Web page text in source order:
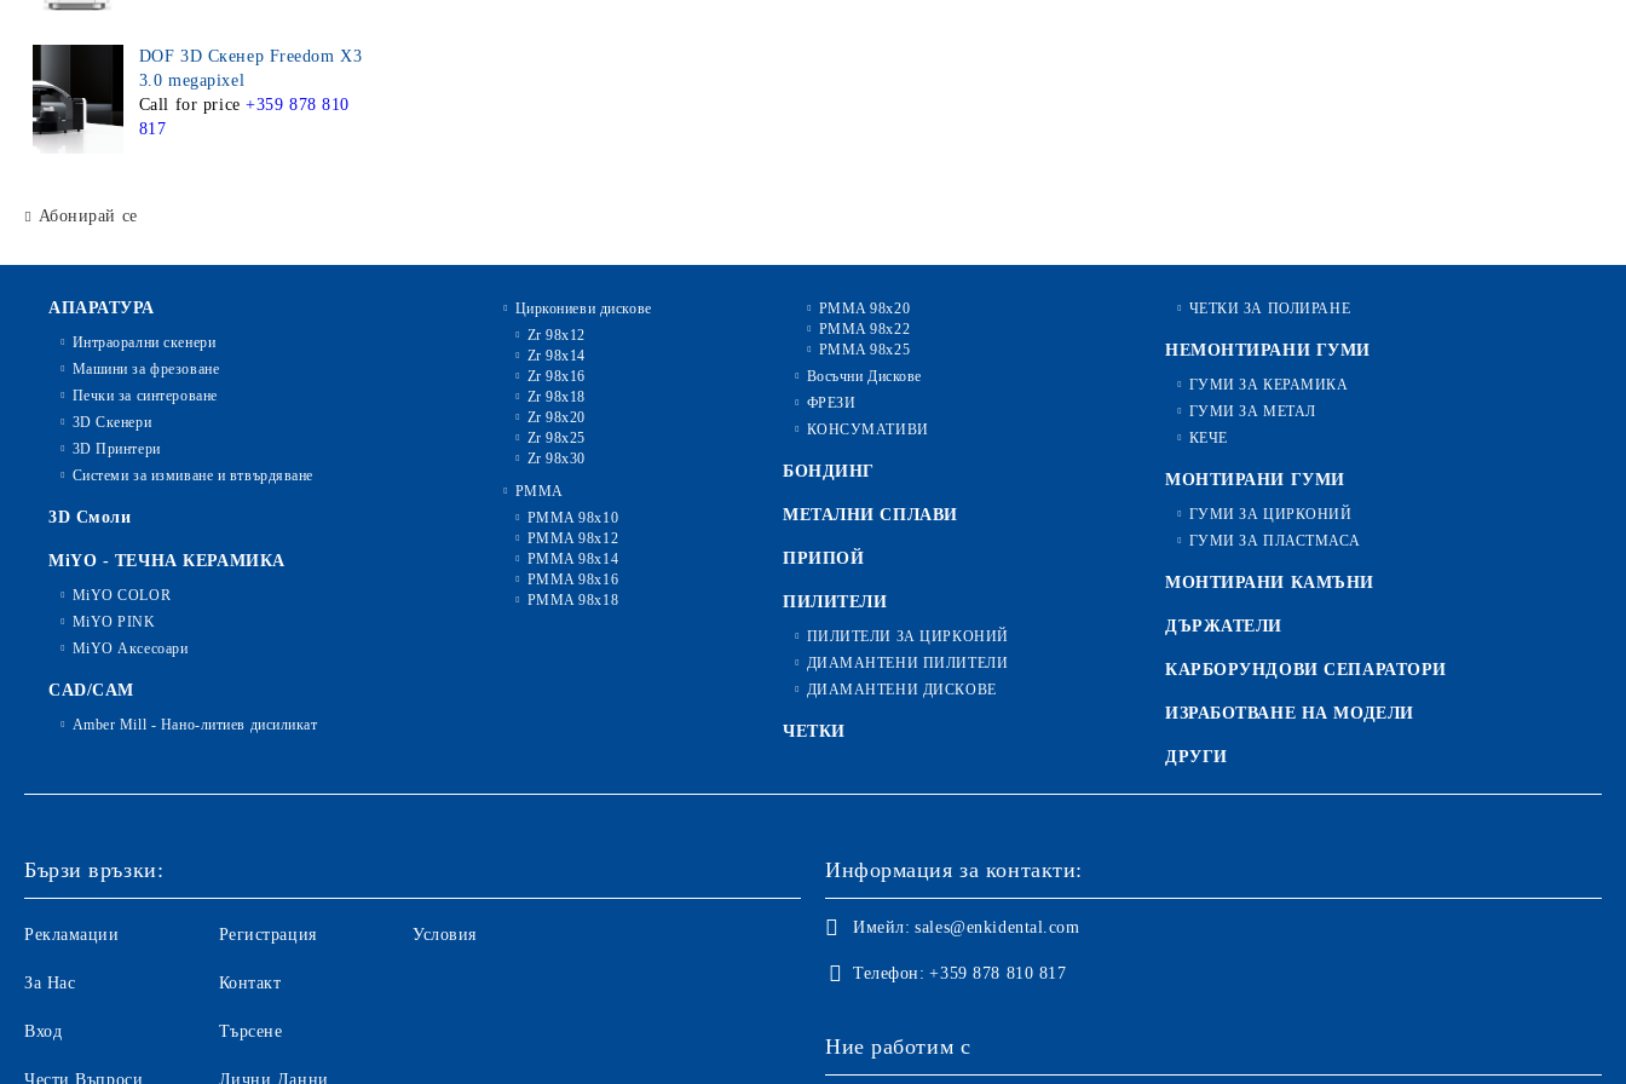
DOF 3D Скенер Freedom X3
3.0 megapixel
Call for price +359 878 810
817
Абонирай се
АПАРАТУРА
Интраорални скенери
Машини за фрезоване
Печки за синтероване
3D Скенери
3D Принтери
Системи за измиване и втвърдяване
3D Смоли
MiYO - ТЕЧНА КЕРАМИКА
MiYO COLOR
MiYO PINK
MiYO Аксесоари
CAD/CAM
Amber Mill - Нано-литиев дисиликат
Циркониеви дискове
Zr 98x12
Zr 98x14
Zr 98x16
Zr 98x18
Zr 98x20
Zr 98x25
Zr 98x30
PMMA
PMMA 98x10
PMMA 98x12
PMMA 98x14
PMMA 98x16
PMMA 98x18
PMMA 98x20
PMMA 98x22
PMMA 98x25
Восъчни Дискове
ФРЕЗИ
КОНСУМАТИВИ
БОНДИНГ
МЕТАЛНИ СПЛАВИ
ПРИПОЙ
ПИЛИТЕЛИ
ПИЛИТЕЛИ ЗА ЦИРКОНИЙ
ДИАМАНТЕНИ ПИЛИТЕЛИ
ДИАМАНТЕНИ ДИСКОВЕ
ЧЕТКИ
ЧЕТКИ ЗА ПОЛИРАНЕ
НЕМОНТИРАНИ ГУМИ
ГУМИ ЗА КЕРАМИКА
ГУМИ ЗА МЕТАЛ
КЕЧЕ
МОНТИРАНИ ГУМИ
ГУМИ ЗА ЦИРКОНИЙ
ГУМИ ЗА ПЛАСТМАСА
МОНТИРАНИ КАМЪНИ
ДЪРЖАТЕЛИ
КАРБОРУНДОВИ СЕПАРАТОРИ
ИЗРАБОТВАНЕ НА МОДЕЛИ
ДРУГИ
Бързи връзки:
Рекламации
За Нас
Вход
Чести Въпроси
Регистрация
Контакт
Търсене
Лични Данни
Условия
Информация за контакти:
Имейл: sales@enkidental.com
Телефон: +359 878 810 817
Ние работим с